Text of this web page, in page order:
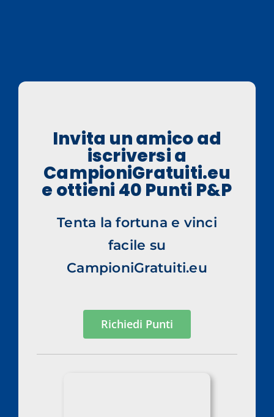
Invita un amico ad
iscriversi a
CampioniGratuiti.eu
e ottieni 40 Punti P&P
Tenta la fortuna e vinci
facile su
CampioniGratuiti.eu
Richiedi Punti